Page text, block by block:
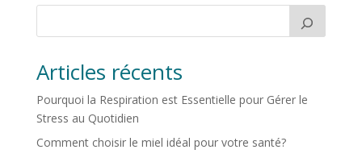
Articles récents
Pourquoi la Respiration est Essentielle pour Gérer le
Stress au Quotidien
Comment choisir le miel idéal pour votre santé?